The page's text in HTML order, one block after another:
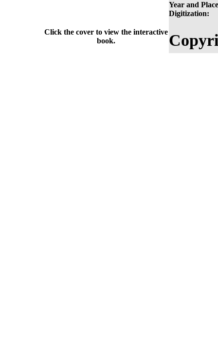
Year and
Digitization:
Click the cover to view the interactive
book.